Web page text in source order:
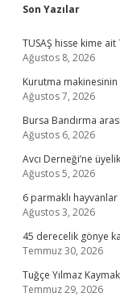
Sidebar
Son Yazılar
TUSAŞ hisse kime ait
Ağustos 8, 2026
Kurutma makinesinin
Ağustos 7, 2026
Bursa Bandırma
Ağustos 6, 2026
Avcı Derneği’ne
Ağustos 5, 2026
6 parmaklı
Ağustos 3, 2026
45 derecelik gönye
Temmuz 30, 2026
Tuğçe Yılmaz
Temmuz 29, 2026